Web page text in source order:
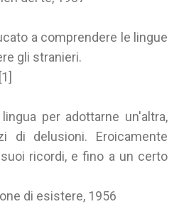
a comprendere le lingue
gli stranieri.
[1]
per adottarne un'altra,
di delusioni. Eroicamente
ricordi, e fino a un certo
di esistere, 1956